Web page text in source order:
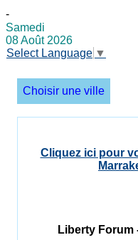
-
Samedi
08 Août 2026
Select Language ▼
Choisir une ville
Cliquez ici pour
Liberty Forum